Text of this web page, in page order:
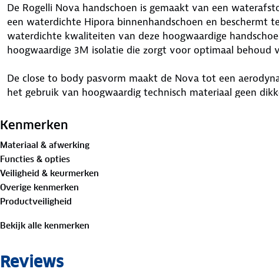
De Rogelli Nova handschoen is gemaakt van een
een waterdichte Hipora binnenhandschoen en beschermt
waterdichte kwaliteiten van deze hoogwaardige
hoogwaardige 3M isolatie die zorgt voor optimaal behoud
De close to body pasvorm maakt de Nova tot een
het gebruik van hoogwaardig technisch materiaal geen
comfort vanwege de ultra zachte feel.
Deze technische handschoen met luxe afwerking heeft een
geperforeerde 4mm gel padding absorbeert vibraties
smartphone bedien je eenvoudig dankzij de toepassing van
de duim en wijsvinger. De elastische en waterdichte
klittenbandsluiting creëren een optimale pasvorm. De
wijsvinger maakt de Nova tot een duurzame
Kenmerken
Materiaal & afwerking
Functies & opties
Veiligheid & keurmerken
Overige kenmerken
Productveiligheid
Bekijk alle kenmerken
Reviews